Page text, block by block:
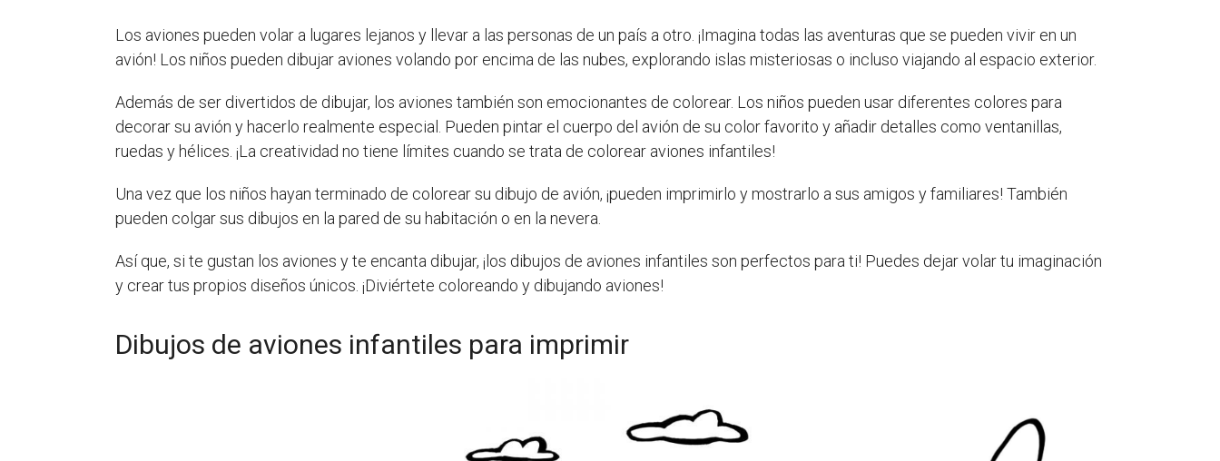
Los aviones pueden volar a lugares lejanos y llevar a las personas de un país a otro. ¡Imagina todas las aventuras que se pueden vivir en un
avión! Los niños pueden dibujar aviones volando por encima de las nubes, explorando islas misteriosas o incluso viajando al espacio exterior.
Además de ser divertidos de dibujar, los aviones también son emocionantes de colorear. Los niños pueden usar diferentes colores para
decorar su avión y hacerlo realmente especial. Pueden pintar el cuerpo del avión de su color favorito y añadir detalles como ventanillas,
ruedas y hélices. ¡La creatividad no tiene límites cuando se trata de colorear aviones infantiles!
Una vez que los niños hayan terminado de colorear su dibujo de avión, ¡pueden imprimirlo y mostrarlo a sus amigos y familiares! También
pueden colgar sus dibujos en la pared de su habitación o en la nevera.
Así que, si te gustan los aviones y te encanta dibujar, ¡los dibujos de aviones infantiles son perfectos para ti! Puedes dejar volar tu imaginación
y crear tus propios diseños únicos. ¡Diviértete coloreando y dibujando aviones!
Dibujos de aviones infantiles para imprimir